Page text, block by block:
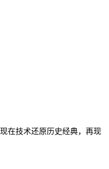
在技术还原历史经典，再现